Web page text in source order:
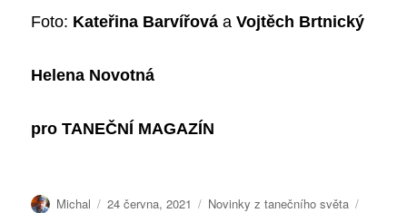
Foto: Kateřina BarvířováaVojtěch Brtnický
Helena Novotná
proTANEČNÍ MAGAZÍN
Autor:
Michal Publikováno:
24 června, 2021 Rubriky:
Novinky z tanečního světa